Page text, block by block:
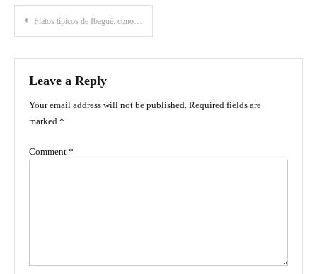
Post
navigation
Platos típicos de Ibagué: conoce los sabores más tradicionales de la capital del Tolima
Leave a Reply
Your email address will not be published. Required fields are
marked *
Comment *